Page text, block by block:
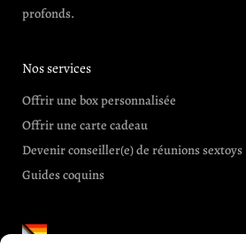
profonds.
Nos services
Offrir une box personnalisée
Offrir une carte cadeau
Devenir conseiller(e) de réunions sextoys
Guides coquins